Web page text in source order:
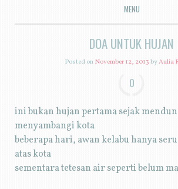
MENU
SKIP TO CONTENT
DOA UNTUK HUJAN
Posted onNovember 12, 2013byAulia
0
ini bukan hujan pertama sejak
menyambangi kota
beberapa hari, awan kelabu hanya
atas kota
sementara tetesan air seperti belum